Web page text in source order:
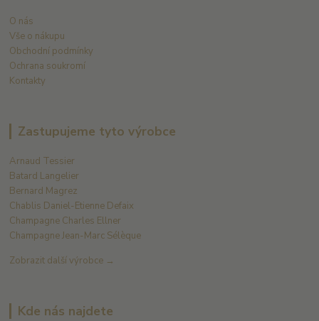
O nás
Vše o nákupu
Obchodní podmínky
Ochrana soukromí
Kontakty
Zastupujeme tyto výrobce
Arnaud Tessier
Batard Langelier
Bernard Magrez
Chablis Daniel-Etienne Defaix
Champagne Charles Ellner
Champagne Jean-Marc Sélèque
Zobrazit další výrobce →
Kde nás najdete